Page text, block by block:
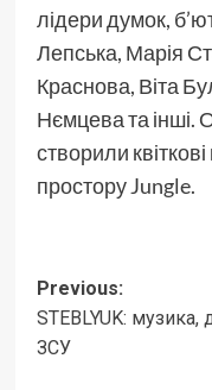
лідери думок,
Лепська, Марія
Краснова, Віта
Нємцева та інші.
створили
простору Jungle.
Post
navigation
Previous:
STEBLYUK:
ЗСУ